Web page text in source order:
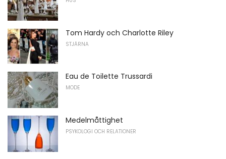
Tom Hardy och Charlotte Riley
STJÄRNA
Eau de Toilette Trussardi
MODE
Medelmåttighet
PSYKOLOGI OCH RELATIONER